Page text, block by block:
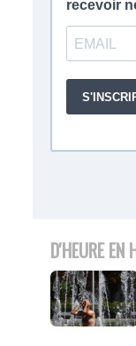
D'HEURE EN